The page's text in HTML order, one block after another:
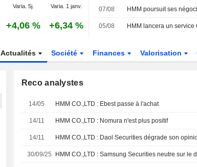
Varia. 5j. Varia. 1 janv.
+4,06 % +6,34 %
07/08
05/08
Actualités Société Finances Valorisation
Reco analystes
14/05 HMM CO.,LTD : Ebest passe à l'achat
14/11 HMM CO.,LTD : Nomura n'est plus positif
14/11 HMM CO.,LTD : Daol Securities dégrade son
30/09/25 HMM CO.,LTD : Samsung Securities neutre sur le